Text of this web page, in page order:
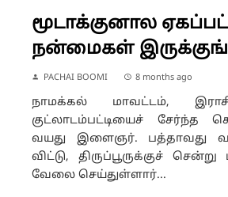
மூடாக்குனால
நன்மைகள்
PACHAI BOOMI 8 months ago
நாமக்கல் மாவட்டம்,
குட்லாடம்பட்டியைச் சேர்ந்த
வயது இளைஞர். பத்தாவது
விட்டு, திருப்பூருக்குச்
வேலை செய்துள்ளார்...